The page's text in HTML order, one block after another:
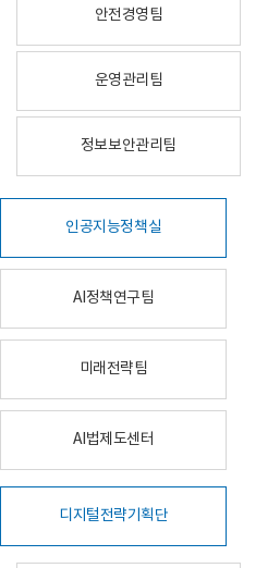
안전경영팀
운영관리팀
정보보안관리팀
인공지능정책실
AI정책연구팀
미래전략팀
AI법제도센터
디지털전략기획단